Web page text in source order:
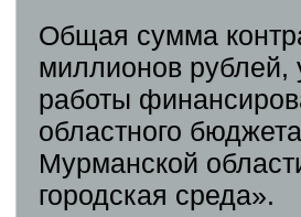
Общая сумма
миллионов рублей,
работы
областного
Мурманской
городская среда».